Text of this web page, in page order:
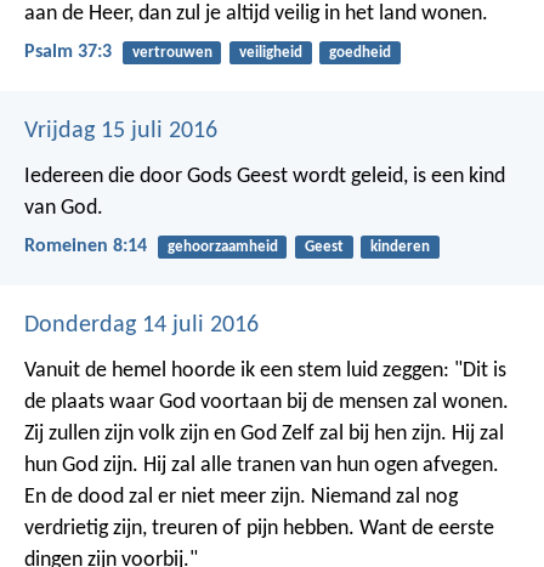
aan de Heer, dan zul je altijd veilig in het land wonen.
Psalm 37:3 vertrouwen veiligheid goedheid
Vrijdag 15 juli 2016
Iedereen die door Gods Geest wordt geleid, is een kind
van God.
Romeinen 8:14 gehoorzaamheid Geest kinderen
Donderdag 14 juli 2016
Vanuit de hemel hoorde ik een stem luid zeggen: "Dit is
de plaats waar God voortaan bij de mensen zal wonen.
Zij zullen zijn volk zijn en God Zelf zal bij hen zijn. Hij zal
hun God zijn. Hij zal alle tranen van hun ogen afvegen.
En de dood zal er niet meer zijn. Niemand zal nog
verdrietig zijn, treuren of pijn hebben. Want de eerste
dingen zijn voorbij."